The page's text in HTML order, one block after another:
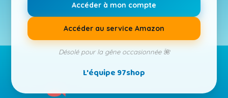
Accéder à mon compte
Accéder au service Amazon
Désolé pour la gêne occasionnée 🌺
L'équipe 97shop